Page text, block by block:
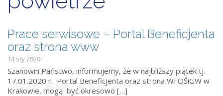
Prace serwisowe – Portal Beneficjenta
oraz strona www
14 sty 2020
Szanowni Państwo, informujemy, że w najbliższy piątek tj.
17.01.2020 r. Portal Beneficjenta oraz strona WFOŚiGW w
Krakowie, mogą być okresowo […]